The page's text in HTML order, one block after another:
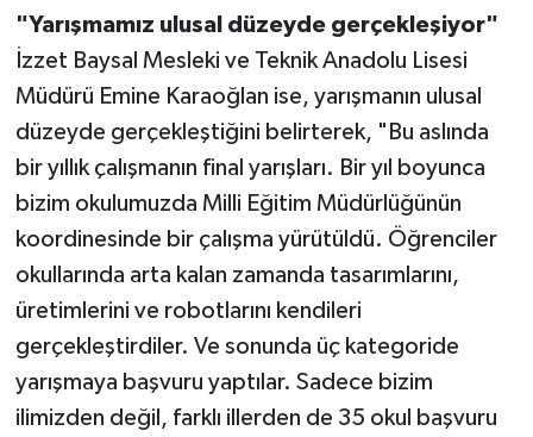
"Yarışmamız ulusal düzeyde gerçekleşiyor"
İzzet Baysal Mesleki ve Teknik Anadolu Lisesi
Müdürü Emine Karaoğlan ise, yarışmanın ulusal
düzeyde gerçekleştiğini belirterek, "Bu aslında
bir yıllık çalışmanın final yarışları. Bir yıl boyunca
bizim okulumuzda Milli Eğitim Müdürlüğünün
koordinesinde bir çalışma yürütüldü. Öğrenciler
okullarında arta kalan zamanda tasarımlarını,
üretimlerini ve robotlarını kendileri
gerçekleştirdiler. Ve sonunda üç kategoride
yarışmaya başvuru yaptılar. Sadece bizim
ilimizden değil, farklı illerden de 35 okul başvuru